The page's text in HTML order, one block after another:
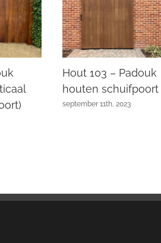
Hout 103 – Padouk
houten schuifpoort
september 11th, 2023